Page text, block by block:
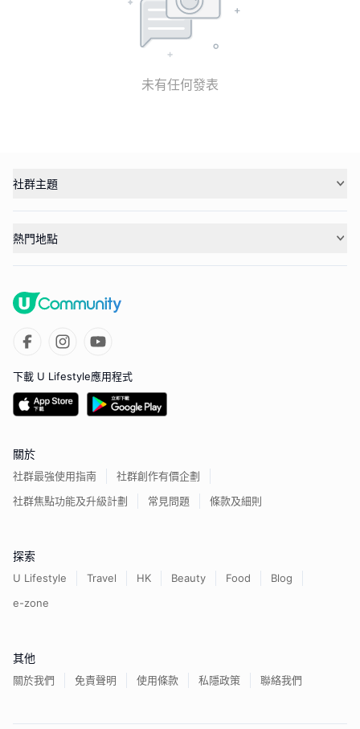
未有任何發表
社群主題
熱門地點
下載 U Lifestyle應用程式
關於
社群最強使用指南
社群創作有價企劃
社群焦點功能及升級計劃
常見問題 條款及細則
探索
U Lifestyle Travel HK Beauty Food
Blog
e-zone
其他
關於我們 免責聲明 使用條款 私隱政策 聯絡我們